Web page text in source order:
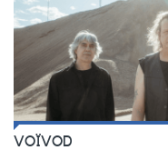
VOÏVOD